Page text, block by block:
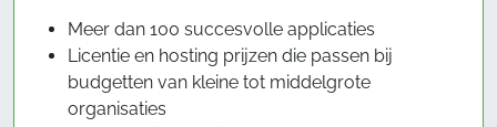
Meer dan 100 succesvolle applicaties
Licentie en hosting prijzen die passen bij
budgetten van kleine tot middelgrote
organisaties